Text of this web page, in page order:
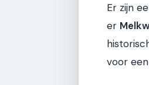
Er zijn
er
voor